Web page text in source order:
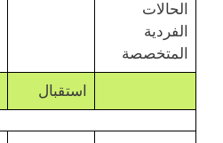
الحالات
الفردية
المتخصصة
استقبال